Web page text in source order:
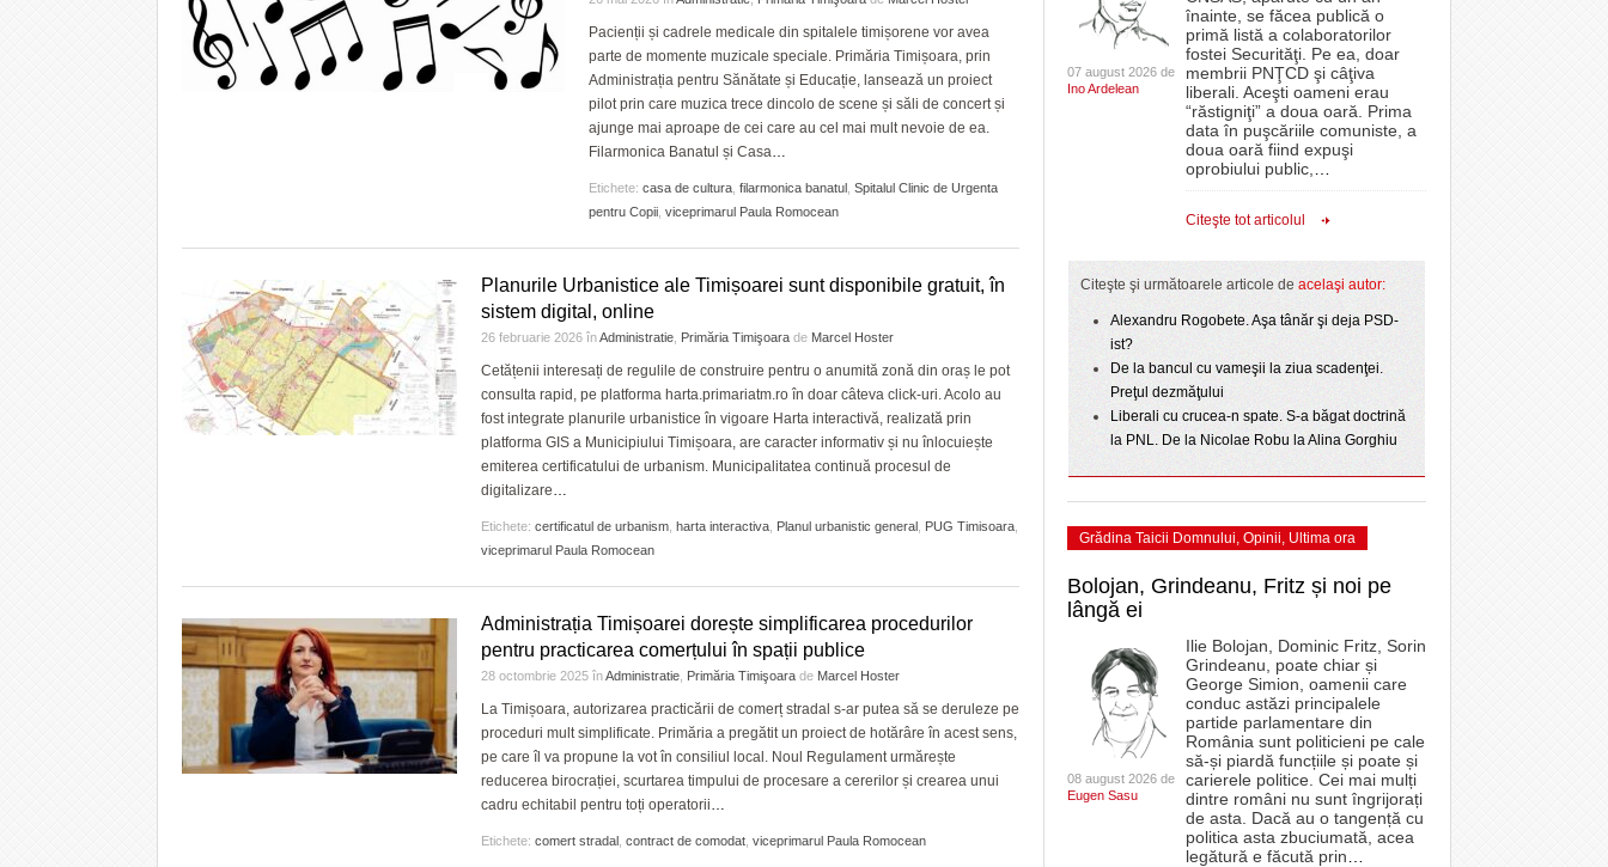
Timișoara are de luni șase noi cetățeni de
onoare/FOTO - 3 August 2026
View all
Sorin Şipoş nu le dă nicio speranţă PSD-iştilor:
“Nu veți câștiga niciodată Timișoara. Nici în
2028, nici în 3028, când Dominic Fritz sigur nu
- 5 August 2026
În ultimii trei ani niciun primar aflat în conflict de
interese nu şi-a pierdut mandatul. Avocatul Toni
- 5 August 2026
View all
Semne bune sezonul are! Politehnica bate
Chindia mult mai clar decât o arată scorul
- 4
August 2026
Politehnica Timișoara începe Superliga în
deplasare. Când sunt programate derby-urile
ZIARISTU’ DE
TERASĂ
CU OIŞTEA-N
FINANŢĂRI DE LA A
PE SURSE
JOCURI ONLINE
oră, a venit „ploaia”. Apa a fost asigurată de
pompierii voluntari- 6 August 2026
Filmul „Ultimul ingredient”, o poveste a
Banatului în competiția internațională Food Film
- 5 August 2026
View all
proiectelor derulate de instituție din fonduri
europene/FOTO
ANAF oferă persoanelor fizice posibilitatea să
beneficieze de Declarația Unică 212
precompletată- 25 November 2025
CLIPURI VIDEO
JOCURI ONLINE
DIVERSE
FARMACII DIN
TIMIŞOARA
HARTA TIMIŞOAREI
LICEE, ŞCOLI ŞI
SFATUL MEDICULUI
Pacienții și cadrele medicale din spitalele timișorene vor avea
parte de momente muzicale speciale. Primăria Timișoara, prin
Administrația pentru Sănătate și Educație, lansează un proiect
pilot prin care muzica trece dincolo de scene și săli de concert și
ajunge mai aproape de cei care au cel mai mult nevoie de ea.
Filarmonica Banatul și Casa…
Etichete: casa de cultura filarmonica banatul Spitalul Clinic de Urgenta
pentru Copii viceprimarul Paula Romocean
Planurile Urbanistice ale Timișoarei sunt disponibile gratuit, în
sistem digital, online
26 februarie 2026 înAdministratie Primăria Timişoara de Marcel Hoster
Cetățenii interesați de regulile de construire pentru o anumită zonă din oraș le pot
consulta rapid, pe platforma harta.primariatm.ro în doar câteva click-uri. Acolo au
fost integrate planurile urbanistice în vigoare Harta interactivă, realizată prin
platforma GIS a Municipiului Timișoara, are caracter informativ și nu înlocuiește
emiterea certificatului de urbanism. Municipalitatea continuă procesul de
digitalizare…
Etichete: certificatul de urbanism harta interactiva Planul urbanistic general PUG Timisoara
viceprimarul Paula Romocean
Administrația Timișoarei dorește simplificarea procedurilor
pentru practicarea comerțului în spații publice
28 octombrie 2025 înAdministratie Primăria Timişoara de Marcel Hoster
La Timișoara, autorizarea practicării de comerț stradal s-ar putea să se deruleze pe
proceduri mult simplificate. Primăria a pregătit un proiect de hotărâre în acest sens,
pe care îl va propune la vot în consiliul local. Noul Regulament urmărește
reducerea birocrației, scurtarea timpului de procesare a cererilor și crearea unui
cadru echitabil pentru toți operatorii…
Etichete: comert stradal contract de comodat viceprimarul Paula Romocean
07 august 2026 de
Ino Ardelean
înainte, se făcea publică o
primă listă a colaboratorilor
fostei Securităţi. Pe ea, doar
membrii PNŢCD şi câţiva
liberali. Aceşti oameni erau
“răstigniţi” a doua oară. Prima
data în puşcăriile comuniste, a
doua oară fiind expuşi
oprobiului public,
Citeşte tot articolul
Citeşte şi următoarele articole de acelaşi autor:
Alexandru Rogobete. Aşa tânăr şi deja PSD-
ist?
De la bancul cu vameşii la ziua scadenţei.
Preţul dezmăţului
Liberali cu crucea-n spate. S-a băgat doctrină
la PNL. De la Nicolae Robu la Alina Gorghiu
Grădina Taicii Domnului, Opinii, Ultima ora
Bolojan, Grindeanu, Fritz și noi pe
lângă ei
08 august 2026 de
Eugen Sasu
Ilie Bolojan, Dominic Fritz, Sorin
Grindeanu, poate chiar și
George Simion, oamenii care
conduc astăzi principalele
partide parlamentare din
România sunt politicieni pe cale
să-și piardă funcțiile și poate și
carierele politice. Cei mai mulți
dintre români nu sunt îngrijorați
de asta. Dacă au o tangență cu
politica asta zbuciumată, acea
legătură e făcută prin